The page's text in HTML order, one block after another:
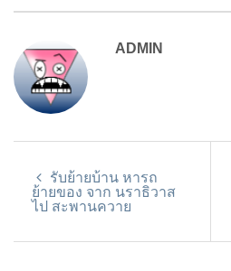
ADMIN
รับย้ายบ้าน หารถ
ย้ายของ จาก นราธิวาส
ไป สะพานควาย